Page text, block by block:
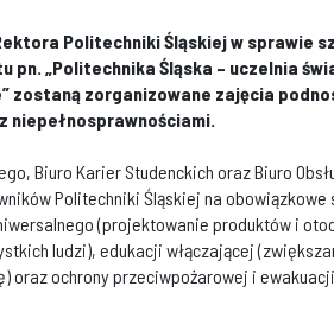
Politechniki Śląskiej w sprawie
pn. „Politechnika Śląska – uczelnia
zostaną zorganizowane zajęcia
niepełnosprawnościami.
Biuro Karier Studenckich oraz Biuro
Politechniki Śląskiej na obowiązkowe
(projektowanie produktów i
ludzi), edukacji włączającej
oraz ochrony przeciwpożarowej i